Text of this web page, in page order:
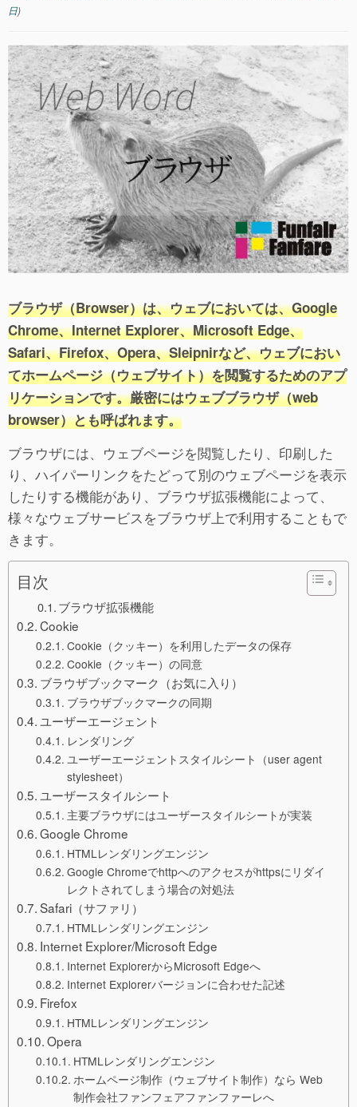
日)
ブラウザ（Browser）は、ウェブにおいては、Google
Chrome、Internet Explorer、Microsoft Edge、
Safari、Firefox、Opera、Sleipnirなど、ウェブにおい
てホームページ（ウェブサイト）を閲覧するためのアプ
リケーションです。厳密にはウェブブラウザ（web
browser）とも呼ばれます。
ブラウザには、ウェブページを閲覧したり、印刷した
り、ハイパーリンクをたどって別のウェブページを表示
したりする機能があり、ブラウザ拡張機能によって、
様々なウェブサービスをブラウザ上で利用することもで
きます。
目次
ブラウザ拡張機能
Cookie
Cookie（クッキー）を利用したデータの保存
Cookie（クッキー）の同意
ブラウザブックマーク（お気に入り）
ブラウザブックマークの同期
ユーザーエージェント
レンダリング
ユーザーエージェントスタイルシート（user agent
stylesheet）
ユーザースタイルシート
主要ブラウザにはユーザースタイルシートが実装
Google Chrome
HTMLレンダリングエンジン
Google Chromeでhttpへのアクセスがhttpsにリダイ
レクトされてしまう場合の対処法
Safari（サファリ）
HTMLレンダリングエンジン
Internet Explorer/Microsoft Edge
Internet ExplorerからMicrosoft Edgeへ
Internet Explorerバージョンに合わせた記述
Firefox
HTMLレンダリングエンジン
Opera
HTMLレンダリングエンジン
ホームページ制作（ウェブサイト制作）なら Web
制作会社ファンフェアファンファーレへ